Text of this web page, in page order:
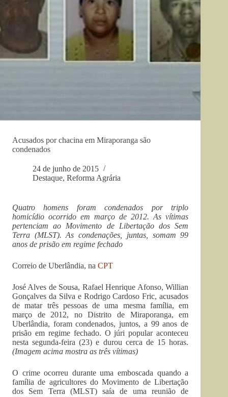
Acusados por chacina em Miraporanga são
condenados
24 de junho de 2015
Destaque, Reforma Agrária
Quatro homens foram condenados por triplo
homicídio ocorrido em março de 2012. As vítimas
pertenciam ao Movimento de Libertação dos Sem
Terra (MLST). As condenações, juntas, somam 99
anos de prisão em regime fechado
Correio de Uberlândia, na CPT
José Alves de Sousa, Rafael Henrique Afonso, Willian
Gonçalves da Silva e Rodrigo Cardoso Fric, acusados
de matar três pessoas de uma mesma família, em
março de 2012, no Distrito de Miraporanga, em
Uberlândia, foram condenados, juntos, a 99 anos de
prisão em regime fechado. O júri popular aconteceu
nesta segunda-feira (23) e durou cerca de 15 horas.
(Imagem acima mostra as três vítimas)
O crime ocorreu durante uma emboscada quando a
família de agricultores do Movimento de Libertação
dos Sem Terra (MLST) saía de uma reunião de